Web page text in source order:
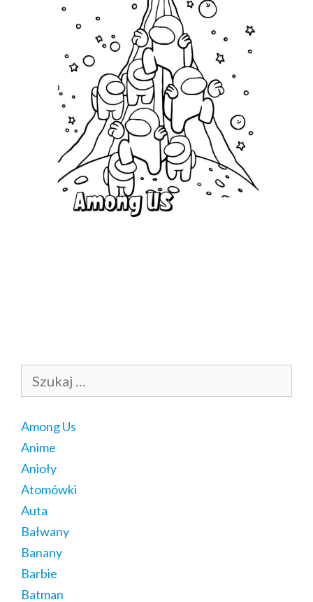
Among Us
Anime
Anioły
Atomówki
Auta
Bałwany
Banany
Barbie
Batman